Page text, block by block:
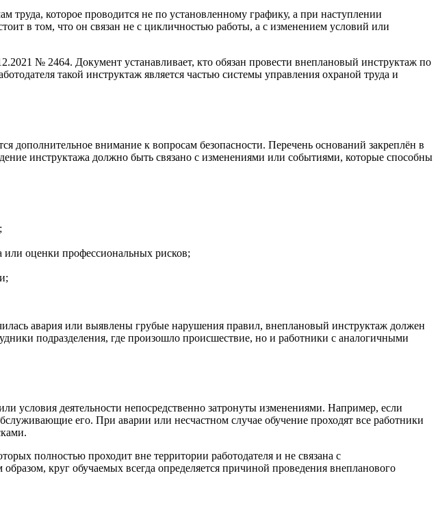
труда, которое проводится не по установленному графику, а при наступлении
в том, что он связан не с цикличностью работы, а с изменением условий или
№ 2464. Документ устанавливает, кто обязан провести внеплановый инструктаж по
такой инструктаж является частью системы управления охраной труда и
дополнительное внимание к вопросам безопасности. Перечень оснований закреплён в
инструктажа должно быть связано с изменениями или событиями, которые способны
или оценки профессиональных рисков;
авария или выявлены грубые нарушения правил, внеплановый инструктаж должен
подразделения, где произошло происшествие, но и работники с аналогичными
условия деятельности непосредственно затронуты изменениями. Например, если
его. При аварии или несчастном случае обучение проходят все работники
полностью проходит вне территории работодателя и не связана с
круг обучаемых всегда определяется причиной проведения внепланового